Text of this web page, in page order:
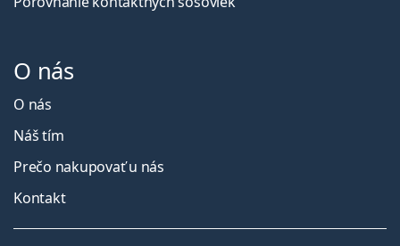
O nás
O nás
Náš tím
Prečo nakupovať u nás
Kontakt